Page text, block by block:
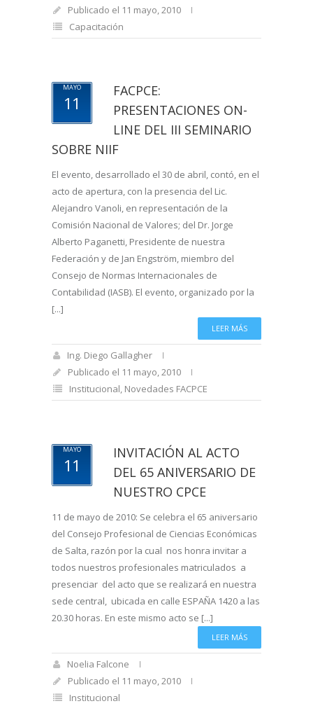
Publicado el 11 mayo, 2010
Capacitación
MAYO
11
FACPCE:
PRESENTACIONES ON-
LINE DEL III SEMINARIO
SOBRE NIIF
El evento, desarrollado el 30 de abril, contó, en el
acto de apertura, con la presencia del Lic.
Alejandro Vanoli, en representación de la
Comisión Nacional de Valores; del Dr. Jorge
Alberto Paganetti, Presidente de nuestra
Federación y de Jan Engström, miembro del
Consejo de Normas Internacionales de
Contabilidad (IASB). El evento, organizado por la
[...]
LEER MÁS
Ing. Diego Gallagher
Publicado el 11 mayo, 2010
Institucional, Novedades FACPCE
MAYO
11
INVITACIÓN AL ACTO
DEL 65 ANIVERSARIO DE
NUESTRO CPCE
11 de mayo de 2010: Se celebra el 65 aniversario
del Consejo Profesional de Ciencias Económicas
de Salta, razón por la cual nos honra invitar a
todos nuestros profesionales matriculados a
presenciar del acto que se realizará en nuestra
sede central, ubicada en calle ESPAÑA 1420 a las
20.30 horas. En este mismo acto se [...]
LEER MÁS
Noelia Falcone
Publicado el 11 mayo, 2010
Institucional